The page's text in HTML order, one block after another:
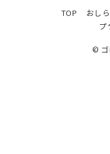
TOP おし
プ
© ゴ